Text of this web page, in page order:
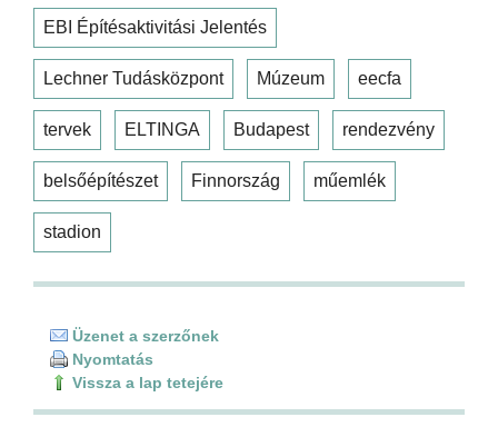
EBI Építésaktivitási Jelentés
Lechner Tudásközpont Múzeum eecfa
tervek ELTINGA Budapest rendezvény
belsőépítészet Finnország műemlék
stadion
Üzenet a szerzőnek
Nyomtatás
Vissza a lap tetejére